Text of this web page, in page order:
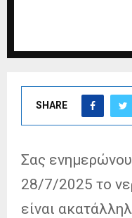
SHARE
Σας
28/7/2025 το
είναι